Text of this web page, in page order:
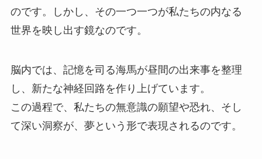
のです。しかし、その一つ一つが私たちの内なる
世界を映し出す鏡なのです。
脳内では、記憶を司る海馬が昼間の出来事を整理
し、新たな神経回路を作り上げています。
この過程で、私たちの無意識の願望や恐れ、そし
て深い洞察が、夢という形で表現されるのです。